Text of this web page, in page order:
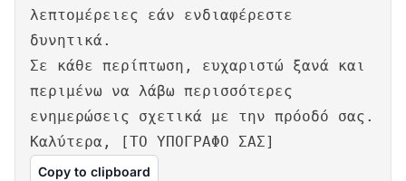
λεπτομέρειες εάν ενδιαφέρεστε
δυνητικά.
Σε κάθε περίπτωση, ευχαριστώ ξανά και
περιμένω να λάβω περισσότερες
ενημερώσεις σχετικά με την πρόοδό σας.
Καλύτερα, [ΤΟ ΥΠΟΓΡΑΦΟ ΣΑΣ]
Copy to clipboard